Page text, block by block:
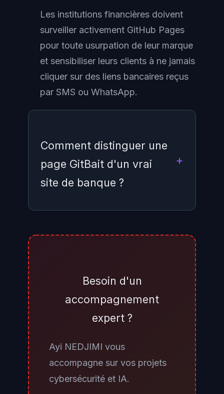
Les institutions financières doivent
surveiller activement GitHub Pages
pour toute usurpation de leur marque
et sensibiliser leurs clients à ne jamais
cliquer sur des liens bancaires reçus
par SMS ou WhatsApp.
Comment distinguer une
page GitBait d'un vrai
site de banque ?
saisie de mot de passe : les pages
*.github.io, jamais sous le domaine
officiel de votre banque. Les
jamais de liens par SMS ou
WhatsApp pour vous demander
de vous connecter en urgence. En
Besoin d'un
accompagnement
expert ?
Ayi NEDJIMI vous
accompagne sur vos projets
cybersécurité et IA.